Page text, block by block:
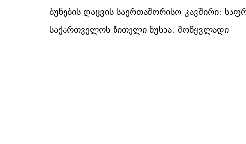
ბუნების დაცვის საერთაშორისო კავშირი:
საქართველოს წითელი ნუსხა: მოწყვლადი